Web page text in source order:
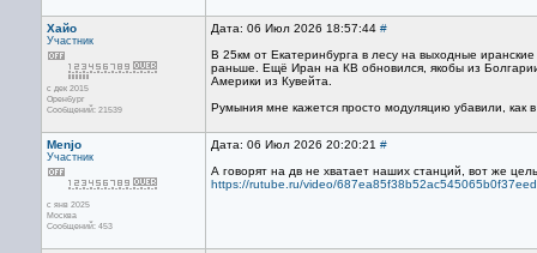
Хайо
Участник
с дек 2015
Оренбург
Сообщений: 21539
Дата: 06 Июл 2026 18:57:44 #
В 25км от Екатеринбурга в лесу на выходные
раньше. Ещё Иран на КВ обновился, якобы из
Америки из Кувейта.
Румыния мне кажется просто модуляцию убавили, как
Menjo
Участник
с янв 2025
Москва
Сообщений: 453
Дата: 06 Июл 2026 20:20:21 #
А говорят на дв не хватает наших станций, вот же
https://rutube.ru/video/